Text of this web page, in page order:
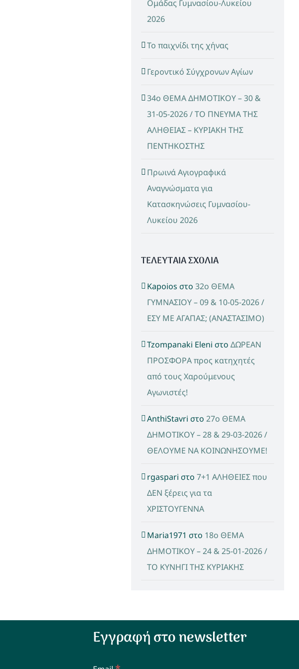
Ομάδας Γυμνασίου-Λυκείου
2026
Το παιχνίδι της χήνας
Γεροντικό Σύγχρονων Αγίων
34ο ΘΕΜΑ ΔΗΜΟΤΙΚΟΥ – 30 &
31-05-2026 / ΤΟ ΠΝΕΥΜΑ ΤΗΣ
ΑΛΗΘΕΙΑΣ – ΚΥΡΙΑΚΗ ΤΗΣ
ΠΕΝΤΗΚΟΣΤΗΣ
Πρωινά Αγιογραφικά
Αναγνώσματα για
Κατασκηνώσεις Γυμνασίου-
Λυκείου 2026
ΤΕΛΕΥΤΑΙΑ ΣΧΟΛΙΑ
Kapoios στο 32ο ΘΕΜΑ
ΓΥΜΝΑΣΙΟΥ – 09 & 10-05-2026 /
ΕΣΥ ΜΕ ΑΓΑΠΑΣ; (ΑΝΑΣΤΑΣΙΜΟ)
Tzompanaki Eleni στο ΔΩΡΕΑΝ
ΠΡΟΣΦΟΡΑ προς κατηχητές
από τους Χαρούμενους
Αγωνιστές!
AnthiStavri στο 27ο ΘΕΜΑ
ΔΗΜΟΤΙΚΟΥ – 28 & 29-03-2026 /
ΘΕΛΟΥΜΕ ΝΑ ΚΟΙΝΩΝΗΣΟΥΜΕ!
rgaspari στο 7+1 ΑΛΗΘΕΙΕΣ που
ΔΕΝ ξέρεις για τα
ΧΡΙΣΤΟΥΓΕΝΝΑ
Maria1971 στο 18ο ΘΕΜΑ
ΔΗΜΟΤΙΚΟΥ – 24 & 25-01-2026 /
ΤΟ ΚΥΝΗΓΙ ΤΗΣ ΚΥΡΙΑΚΗΣ
Εγγραφή στο newsletter